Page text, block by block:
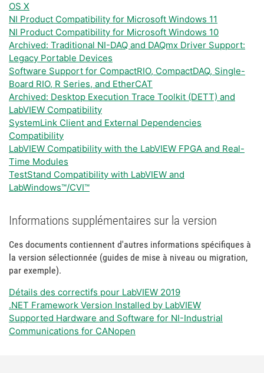
OS X
NI Product Compatibility for Microsoft Windows 11
NI Product Compatibility for Microsoft Windows 10
Archived: Traditional NI-DAQ and DAQmx Driver Support:
Legacy Portable Devices
Software Support for CompactRIO, CompactDAQ, Single-
Board RIO, R Series, and EtherCAT
Archived: Desktop Execution Trace Toolkit (DETT) and
LabVIEW Compatibility
SystemLink Client and External Dependencies
Compatibility
LabVIEW Compatibility with the LabVIEW FPGA and Real-
Time Modules
TestStand Compatibility with LabVIEW and
LabWindows™/CVI™
Informations supplémentaires sur la version
Ces documents contiennent d'autres informations spécifiques à
la version sélectionnée (guides de mise à niveau ou migration,
par exemple).
Détails des correctifs pour LabVIEW 2019
.NET Framework Version Installed by LabVIEW
Supported Hardware and Software for NI-Industrial
Communications for CANopen